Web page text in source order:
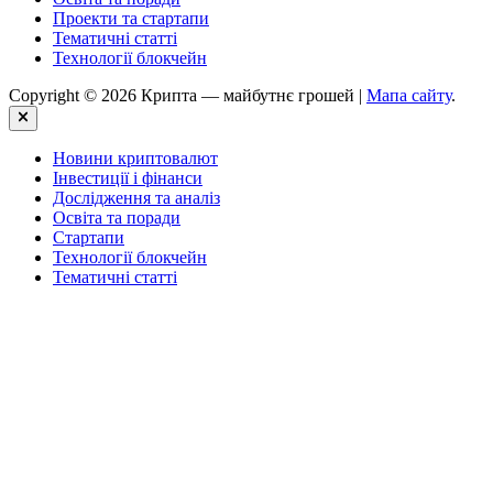
Проекти та стартапи
Тематичні статті
Технології блокчейн
Copyright © 2026 Крипта — майбутнє грошей | Мапа сайту.
Close
Новини криптовалют
Інвестиції і фінанси
Дослідження та аналіз
Освіта та поради
Стартапи
Технології блокчейн
Тематичні статті